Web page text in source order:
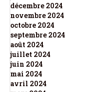
décembre 2024
novembre 2024
octobre 2024
septembre 2024
août 2024
juillet 2024
juin 2024
mai 2024
avril 2024